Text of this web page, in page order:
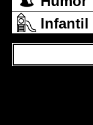
Infantil